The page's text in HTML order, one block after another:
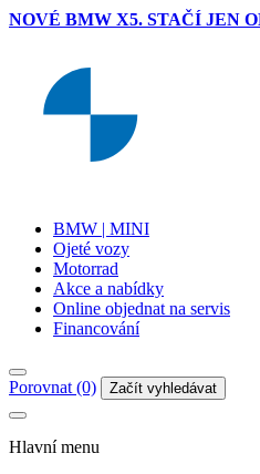
NOVÉ BMW X5. STAČÍ JEN
BMW | MINI
Ojeté vozy
Motorrad
Akce a nabídky
Online objednat na servis
Financování
Porovnat (0) Začít vyhledávat
Hlavní menu